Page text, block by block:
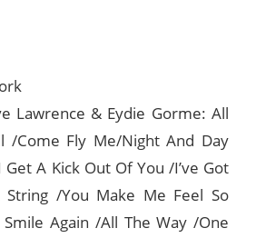
Lawrence & Eydie Gorme: All
/Come Fly Me/Night And Day
A Kick Out Of You /I’ve Got
/You Make Me Feel So
Again /All The Way /One